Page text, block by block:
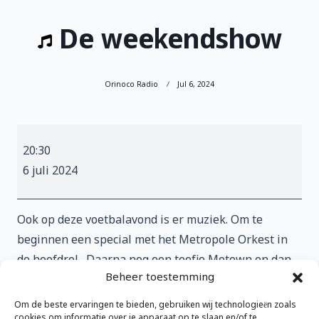
Beheer toestemming
Om de beste ervaringen te bieden, gebruiken wij technologieën zoals
De weekendshow
Orinoco Radio Jul 6, 2024
weekendshow
20:30
6 juli 2024
Ook op deze voetbalavond is er muziek. Om te
beginnen een special met het Metropole Orkest in
de hoofdrol . Daarna nog een toefje Motown en dan
zien we wel weer verder. Bij elkaar gescharreld door
DJ Roche die jullie allemaal een fijne wedstrijd